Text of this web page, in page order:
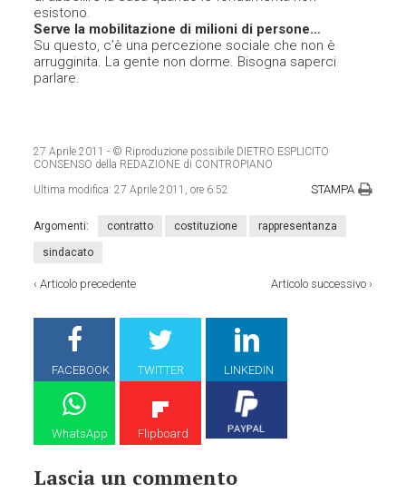
esistono.
Serve la mobilitazione di milioni di persone…
Su questo, c’è una percezione sociale che non è
arrugginita. La gente non dorme. Bisogna saperci
parlare.
27 Aprile 2011 - © Riproduzione possibile DIETRO ESPLICITO
CONSENSO della REDAZIONE di CONTROPIANO
Ultima modifica:27 Aprile 2011, ore 6:52 STAMPA
Argomenti: contratto costituzione rappresentanza
sindacato
‹Articolo precedente Articolo successivo›
FACEBOOK TWITTER LINKEDIN
WhatsApp Flipboard
Lascia un commento